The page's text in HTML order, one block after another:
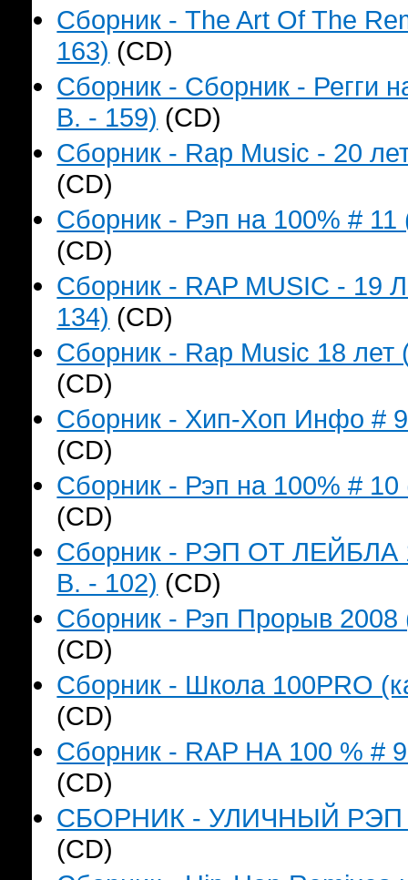
Сборник - The Art Of The
163) (CD)
Сборник - Сборник - Регги
B. - 159) (CD)
Сборник - Rap Music - 20
(CD)
Сборник - Рэп на 100% #
(CD)
Сборник - RAP MUSIC - 19
134) (CD)
Сборник - Rap Music 18
(CD)
Сборник - Хип-Хоп Инфо #
(CD)
Сборник - Рэп на 100% #
(CD)
Сборник - РЭП ОТ ЛЕЙБЛА
B. - 102) (CD)
Сборник - Рэп Прорыв
(CD)
Сборник - Школа 100PRO
(CD)
Сборник - RAP НА 100 % #
(CD)
СБОРНИК - УЛИЧНЫЙ РЭП
(CD)